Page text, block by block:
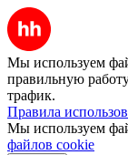
Мы используем
правильную
трафик.
Правила
Мы используем
файлов cookie